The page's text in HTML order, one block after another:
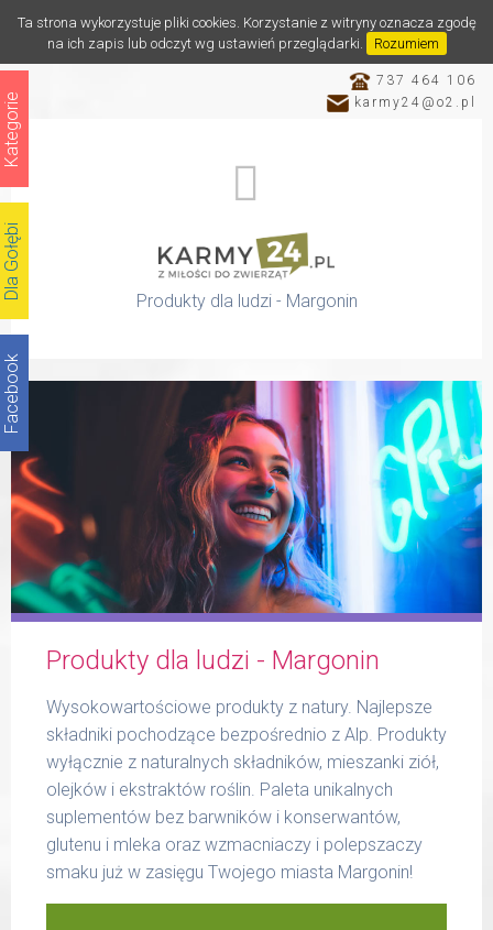
Ta strona wykorzystuje pliki cookies. Korzystanie z witryny oznacza zgodę
na ich zapis lub odczyt wg ustawień przeglądarki.
Rozumiem
737 464 106
karmy24@o2.pl
Produkty dla ludzi - Margonin
Katalog
Formularz
Kontakt
Produkty dla ludzi - Margonin
Wysokowartościowe produkty z natury. Najlepsze
składniki pochodzące bezpośrednio z Alp. Produkty
wyłącznie z naturalnych składników, mieszanki ziół,
olejków i ekstraktów roślin. Paleta unikalnych
suplementów bez barwników i konserwantów,
glutenu i mleka oraz wzmacniaczy i polepszaczy
smaku już w zasięgu Twojego miasta Margonin!
Facebook
Dla Gołębi
Kategorie